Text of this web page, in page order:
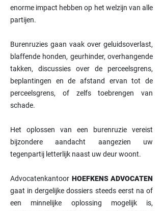
enorme impact hebben op het welzijn van alle
partijen.
Burenruzies gaan vaak over geluidsoverlast,
blaffende honden, geurhinder, overhangende
takken, discussies over de perceelsgrens,
beplantingen en de afstand ervan tot de
perceelsgrens, of zelfs toebrengen van
schade.
Het oplossen van een burenruzie vereist
bijzondere aandacht aangezien uw
tegenpartij letterlijk naast uw deur woont.
Advocatenkantoor HOEFKENS ADVOCATEN
gaat in dergelijke dossiers steeds eerst na of
een minnelijke oplossing mogelijk is,